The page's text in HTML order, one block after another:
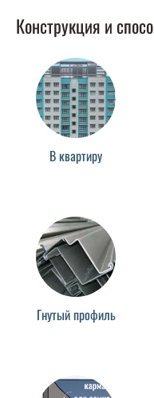
Конструкция и
В квартиру
Гнутый профиль